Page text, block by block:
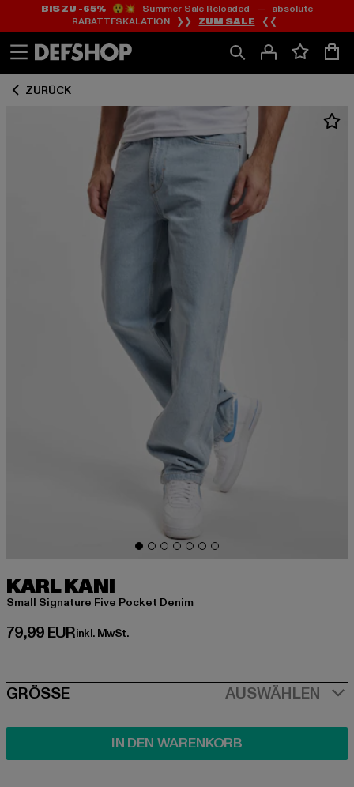
Zum
Inhalt
springen
Zum
Fußzeile
springen
BIS ZU -65%😲💥 Summer Sale Reloaded — absolute
RABATTESKALATION ❯❯ ZUM SALE ❮❮
ZURÜCK
KARL KANI
Small Signature Five Pocket Denim
79,99 EUR
Derzeitiger Preis: 79,99 EUR
inkl. MwSt.
SIZE
GRÖSSE AUSWÄHLEN
IN DEN WARENKORB